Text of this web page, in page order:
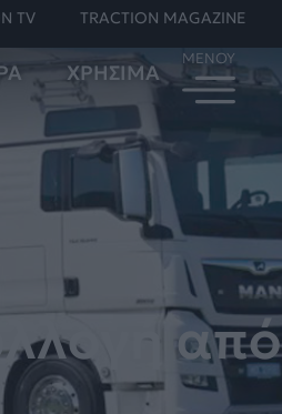
TV TRACTION MAGAZINE
ΧΡΗΣΙΜΑ
από